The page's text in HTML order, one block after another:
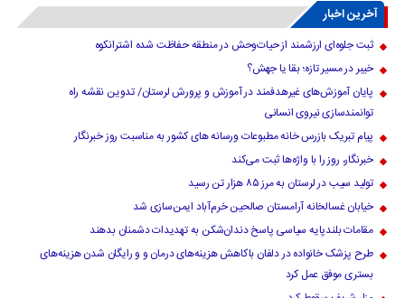
آخرین اخبار
ثبت جلوه‌ای ارزشمند از حیات‌وحش در منطقه حفاظت شده اشترانکوه
خیبر در مسیر تازه؛ بقا یا جهش؟
پایان آموزش‌های غیرهدفمند در آموزش و پرورش لرستان/ تدوین نقشه راه
توانمندسازی نیروی انسانی
پیام تبریک بازرس خانه مطبوعات ورسانه های کشور به مناسبت روز خبرنگار
خبرنگار، روز را با واژه‌ها ثبت می‌کند
تولید سیب در لرستان به مرز ۸۵ هزار تن رسید
خیابان غسالخانه آرامستان صالحین خرم‌آباد ایمن‌سازی شد
مقامات بلندپایه سیاسی پاسخ دندان‌شکن به تهدیدات دشمنان بدهند
طرح پزشک خانواده در دلفان باکاهش هزینه‌های درمان و و رایگان شدن هزینه‌های
بستری موفق عمل کرد